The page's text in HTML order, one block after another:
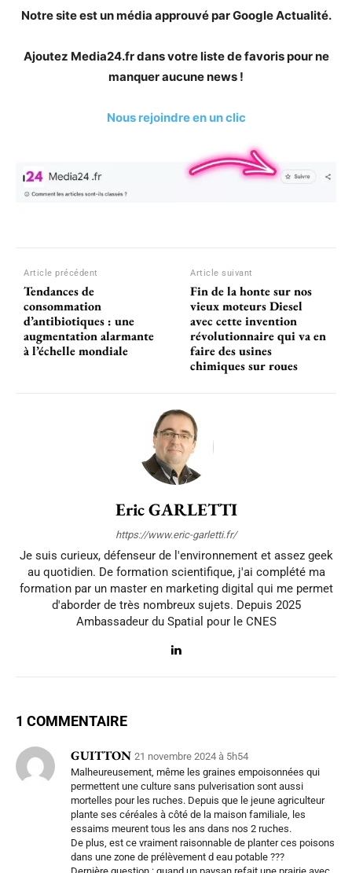
Notre site est un média approuvé par Google Actualité.
Ajoutez Media24.fr dans votre liste de favoris pour ne
manquer aucune news !
Nous rejoindre en un clic
Article précédent
Tendances de
consommation
d’antibiotiques : une
augmentation alarmante
à l’échelle mondiale
Article suivant
Fin de la honte sur nos
vieux moteurs Diesel
avec cette invention
révolutionnaire qui va en
faire des usines
chimiques sur roues
Eric GARLETTI
https://www.eric-garletti.fr/
Je suis curieux, défenseur de l'environnement et assez geek
au quotidien. De formation scientifique, j'ai complété ma
formation par un master en marketing digital qui me permet
d'aborder de très nombreux sujets. Depuis 2025
Ambassadeur du Spatial pour le CNES
1 COMMENTAIRE
GUITTON 21 novembre 2024 à 5h54
Malheureusement, même les graines empoisonnées qui
permettent une culture sans pulverisation sont aussi
mortelles pour les ruches. Depuis que le jeune agriculteur
plante ses céréales à côté de la maison familiale, les
essaims meurent tous les ans dans nos 2 ruches.
De plus, est ce vraiment raisonnable de planter ces poisons
dans une zone de prélèvement d eau potable ???